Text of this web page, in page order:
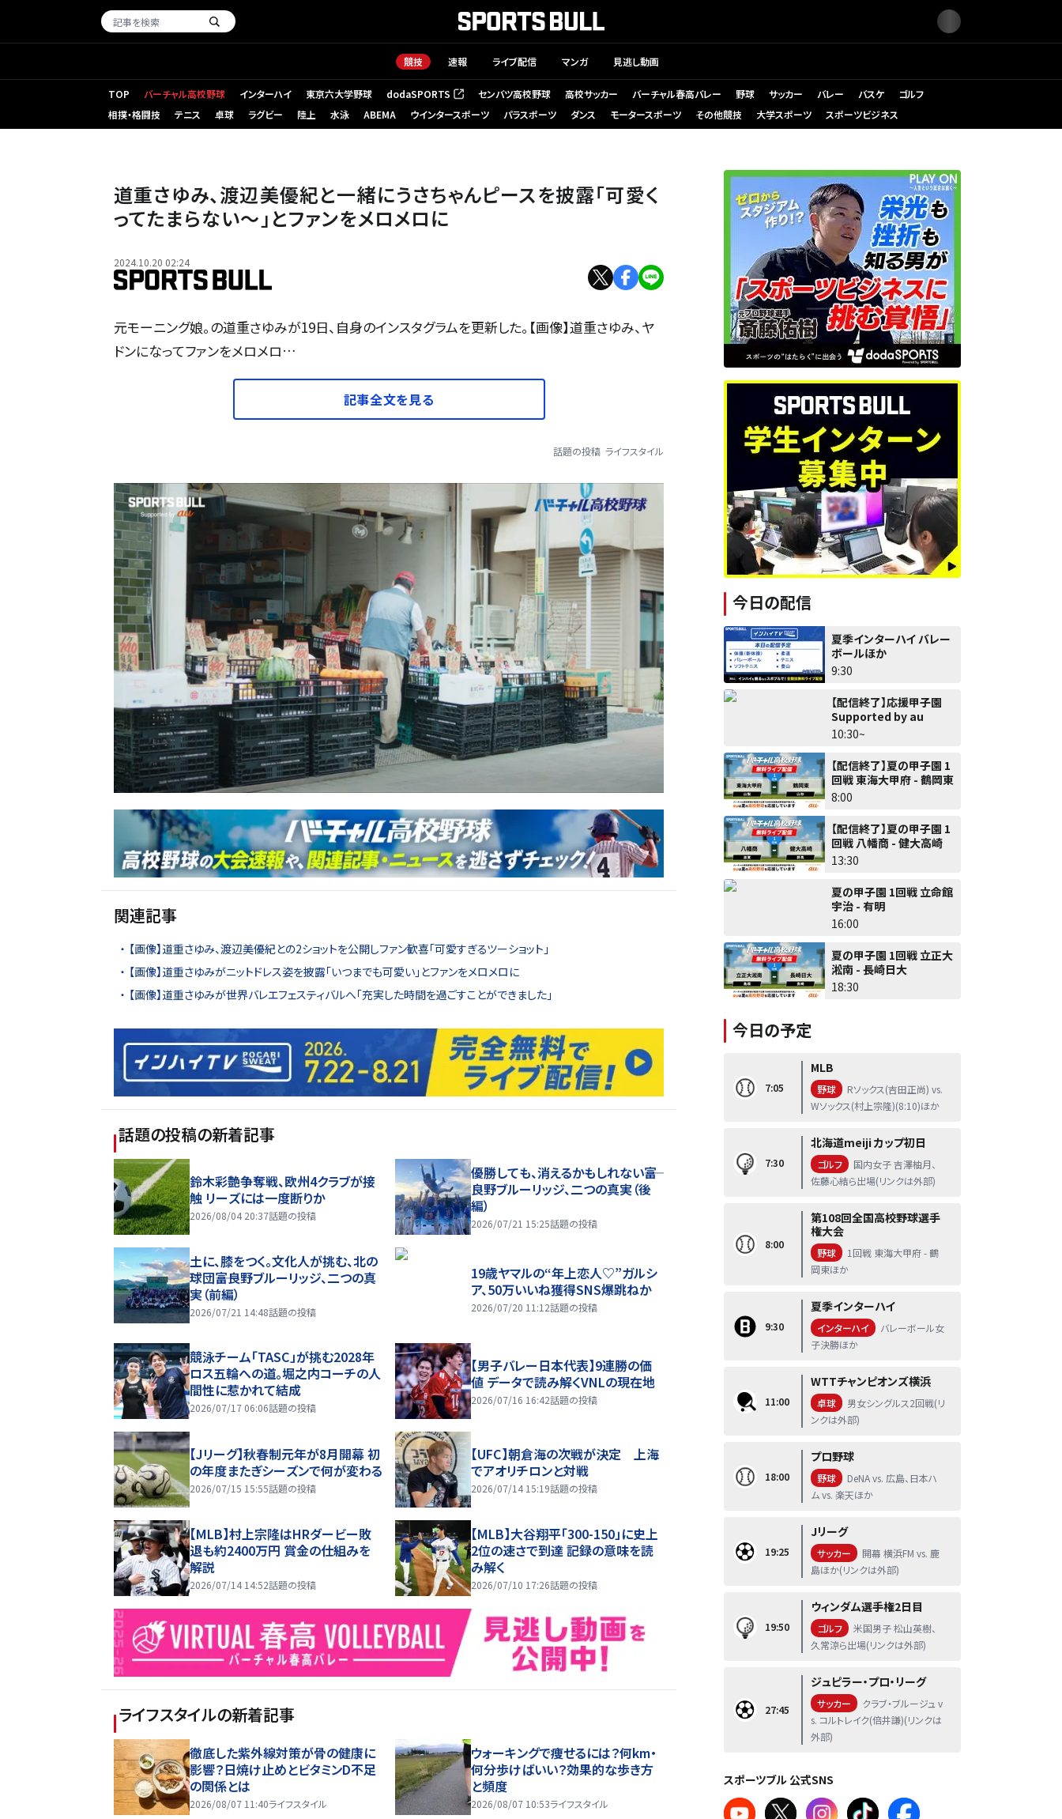
競技 速報 ライブ配信 マンガ 見逃し動画
TOP バーチャル高校野球 インターハイ 東京六大学野球 dodaSPORTS
（新しいタブで開く） センバツ高校野球 高校サッカー バーチャル春高バレー 野球 サッカー バレー バスケ
ゴルフ
相撲・格闘技
テニス 卓球 ラグビー 陸上 水泳 ABEMA ウインタースポーツ パラスポーツ ダンス モータースポーツ その他競技 大学スポーツ スポーツビジネス
道重さゆみ、渡辺美優紀と一緒にうさちゃんピースを披露「可愛く
ってたまらない〜」とファンをメロメロに
2024.10.20 02:24
元モーニング娘。の道重さゆみが19日、自身のインスタグラムを更新した。【画像】道重さゆみ、ヤ
ドンになってファンをメロメロ…
記事全文を見る
話題の投稿 ライフスタイル
関連記事
【画像】道重さゆみ、渡辺美優紀との2ショットを公開しファン歓喜「可愛すぎるツーショット」
【画像】道重さゆみがニットドレス姿を披露「いつまでも可愛い」とファンをメロメロに
【画像】道重さゆみが世界バレエフェスティバルへ「充実した時間を過ごすことができました」
話題の投稿の新着記事
鈴木彩艶争奪戦、欧州4クラブが接
触 リーズには一度断りか
2026/08/04 20:37話題の投稿
優勝しても、消えるかもしれない――富
良野ブルーリッジ、二つの真実（後
編）
2026/07/21 15:25話題の投稿
土に、膝をつく。文化人が挑む、北の
球団――富良野ブルーリッジ、二つの真
実（前編）
2026/07/21 14:48話題の投稿
19歳ヤマルの“年上恋人♡”ガルシ
ア、50万いいね獲得SNS爆跳ねか
2026/07/20 11:12話題の投稿
競泳チーム「TASC」が挑む2028年
ロス五輪への道。堀之内コーチの人
間性に惹かれて結成
2026/07/17 06:06話題の投稿
【男子バレー日本代表】9連勝の価
値 データで読み解くVNLの現在地
2026/07/16 16:42話題の投稿
【Jリーグ】秋春制元年が8月開幕 初
の年度またぎシーズンで何が変わる
2026/07/15 15:55話題の投稿
【UFC】朝倉海の次戦が決定 上海
でアオリチロンと対戦
2026/07/14 15:19話題の投稿
【MLB】村上宗隆はHRダービー敗
退も約2400万円 賞金の仕組みを
解説
2026/07/14 14:52話題の投稿
【MLB】大谷翔平「300-150」に史上
2位の速さで到達 記録の意味を読
み解く
2026/07/10 17:26話題の投稿
ライフスタイルの新着記事
徹底した紫外線対策が骨の健康に
影響？日焼け止めとビタミンD不足
の関係とは
2026/08/07 11:40ライフスタイル
ウォーキングで痩せるには？何km・
何分歩けばいい？効果的な歩き方
と頻度
2026/08/07 10:53ライフスタイル
今日の配信
夏季インターハイ バレー
ボールほか
9:30
【配信終了】応援甲子園
Supported by au
10:30~
【配信終了】夏の甲子園 1
回戦 東海大甲府 - 鶴岡東
8:00
【配信終了】夏の甲子園 1
回戦 八幡商 - 健大高崎
13:30
夏の甲子園 1回戦 立命館
宇治 - 有明
16:00
夏の甲子園 1回戦 立正大
淞南 - 長崎日大
18:30
今日の予定
7:05
MLB
野球
Rソックス(吉田正尚) vs.
Wソックス(村上宗隆)(8:10)ほか
7:30
北海道meiji カップ初日
ゴルフ
国内女子 吉澤柚月、
佐藤心結ら出場(リンクは外部)
8:00
第108回全国高校野球選手
権大会
野球
1回戦 東海大甲府 - 鶴
岡東ほか
9:30
夏季インターハイ
インターハイ
バレーボール女
子決勝ほか
11:00
WTTチャンピオンズ横浜
卓球
男女シングルス2回戦(リ
ンクは外部)
18:00
プロ野球
野球
DeNA vs. 広島、日本ハ
ム vs. 楽天ほか
19:25
Jリーグ
サッカー
開幕 横浜FM vs. 鹿
島ほか(リンクは外部)
19:50
ウィンダム選手権2日目
ゴルフ
米国男子 松山英樹、
久常涼ら出場(リンクは外部)
27:45
ジュピラー・プロ・リーグ
サッカー
クラブ・ブルージュ v
s. コルトレイク(倍井謙)(リンクは
外部)
スポーツブル 公式SNS